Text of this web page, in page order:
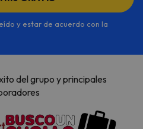
de viaje.
horas conlleva un
directo en el alojamiento.
01:00 horas conlleva un
de 35 euros
directo en el alojamiento.
y estar de acuerdo con la
del grupo y principales